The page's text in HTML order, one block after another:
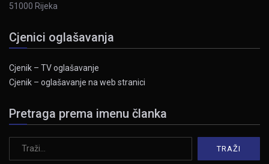
51000 Rijeka
Cjenici oglašavanja
Cjenik – TV oglašavanje
Cjenik – oglašavanje na web stranici
Pretraga prema imenu članka